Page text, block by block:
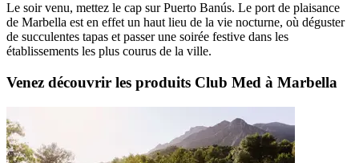
Le soir venu, mettez le cap sur Puerto Banús. Le port de plaisance
de Marbella est en effet un haut lieu de la vie nocturne, où déguster
de succulentes tapas et passer une soirée festive dans les
établissements les plus courus de la ville.
Venez découvrir les produits Club Med à Marbella